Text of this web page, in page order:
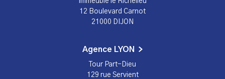
12 Boulevard Carnot
21000 DIJON
Agence LYON
Tour Part-Dieu
129 rue Servient